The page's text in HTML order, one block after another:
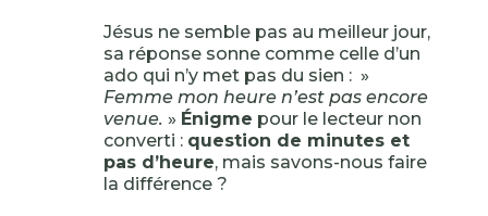
Jésus ne semble pas au meilleur jour,
sa réponse sonne comme celle d’un
ado qui n’y met pas du sien : »
Femme mon heure n’est pas encore
venue. » Énigme pour le lecteur non
converti : question de minutes et
pas d’heure, mais savons-nous faire
la différence ?